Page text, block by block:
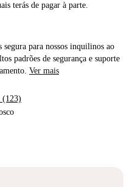
terás de pagar à parte.
segura para nossos inquilinos ao
padrões de segurança e suporte
Ver mais
(123)